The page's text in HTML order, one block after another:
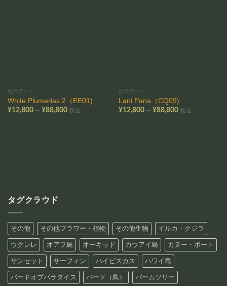
現代アート
White Plumerias 2（EE01)
¥12,800 – ¥88,800価税込
現代アート
Lani Pana（CQ09)
¥12,800 – ¥88,800価税込
タグクラウド
その他 その他フラワー・植物 その他生物 イルカ・クジラ
ウクレレ オアフ島 オーキッド カウアイ島 カヌー・ボート
サンセット サーフィン ハイビスカス ハワイ島
バードオブパラダイス バード（鳥） パームツリー